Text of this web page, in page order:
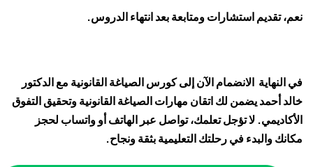
نعم، تقديم استشارات ومتابعة بعد انتهاء الدروس.
في النهاية الانضمام الآن إلى كورس الصياغة القانونية مع الدكتور
خالد أحمد يضمن لك اتقان مهارات الصياغة القانونية وتحقيق التفوق
الأكاديمي. لا تؤجل تعلمك، تواصل عبر الهاتف أو واتساب لحجز
مكانك والبدء في رحلتك التعليمية بثقة ونجاح.